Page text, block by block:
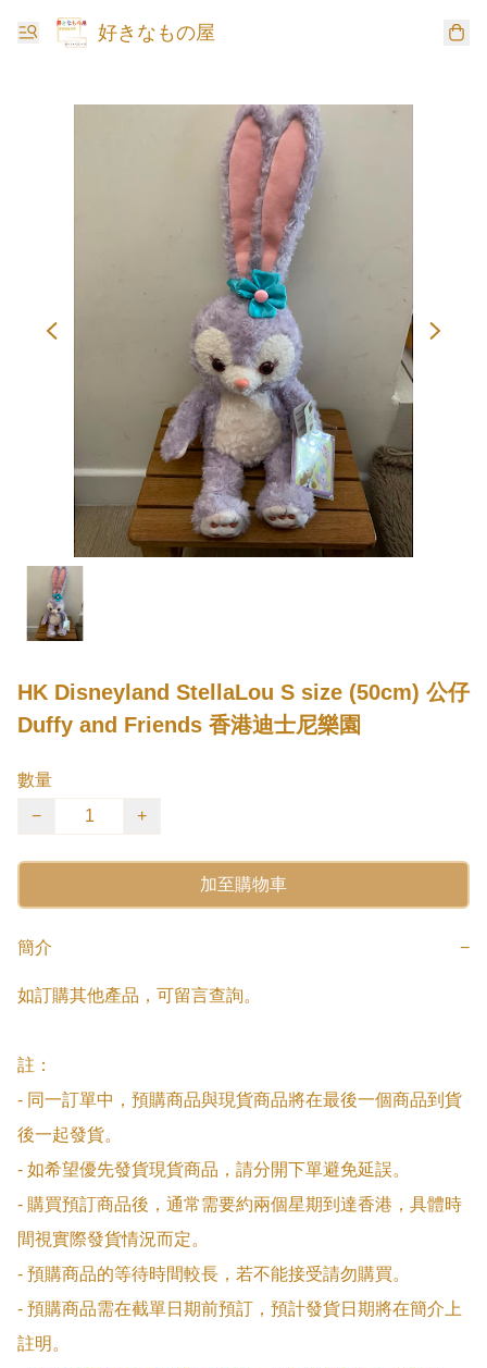
好きなもの屋
HK Disneyland StellaLou S size (50cm) 公仔
Duffy and Friends 香港迪士尼樂園
數量
−
+
加至購物車
簡介 −
如訂購其他產品，可留言查詢。
註：
- 同一訂單中，預購商品與現貨商品將在最後一個商品到貨
後一起發貨。
- 如希望優先發貨現貨商品，請分開下單避免延誤。
- 購買預訂商品後，通常需要約兩個星期到達香港，具體時
間視實際發貨情況而定。
- 預購商品的等待時間較長，若不能接受請勿購買。
- 預購商品需在截單日期前預訂，預計發貨日期將在簡介上
註明。